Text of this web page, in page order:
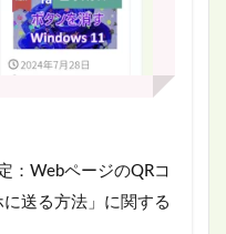
：WebページのQRコ
送る方法」に関する